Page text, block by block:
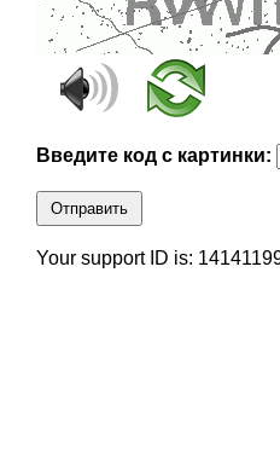
Введите код с картинки:
Отправить
Your support ID is: